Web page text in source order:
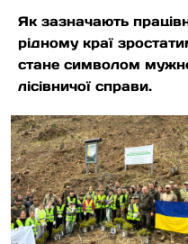
Як зазначають
рідному краї
стане символом
лісівничої справи.